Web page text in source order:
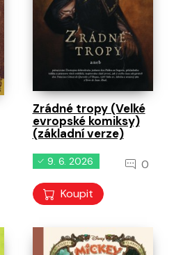
Zrádné tropy (Velké
evropské komiksy)
(základní verze)
9. 6. 2026 0
Koupit